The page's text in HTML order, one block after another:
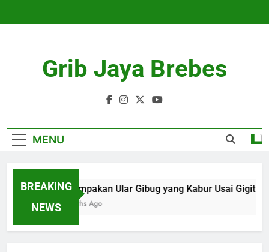
Grib Jaya Brebes
MENU
BREAKING
NEWS
Penampakan Ular Gibug yang Kabur Usai Gigit
4 Months Ago